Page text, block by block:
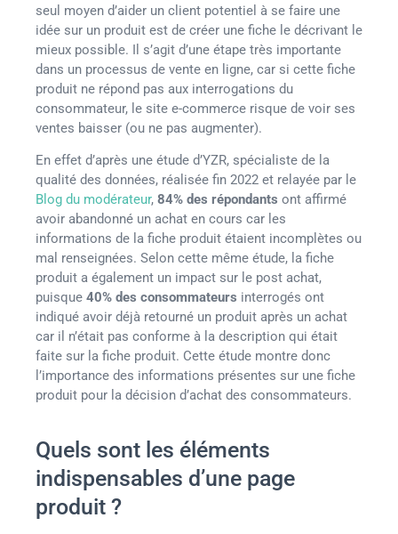
seul moyen d’aider un client potentiel à se faire une
idée sur un produit est de créer une fiche le décrivant le
mieux possible. Il s’agit d’une étape très importante
dans un processus de vente en ligne, car si cette fiche
produit ne répond pas aux interrogations du
consommateur, le site e-commerce risque de voir ses
ventes baisser (ou ne pas augmenter).
En effet d’après une étude d’YZR, spécialiste de la
qualité des données, réalisée fin 2022 et relayée par le
Blog du modérateur, 84% des répondants ont affirmé
avoir abandonné un achat en cours car les
informations de la fiche produit étaient incomplètes ou
mal renseignées. Selon cette même étude, la fiche
produit a également un impact sur le post achat,
puisque 40% des consommateurs interrogés ont
indiqué avoir déjà retourné un produit après un achat
car il n’était pas conforme à la description qui était
faite sur la fiche produit. Cette étude montre donc
l’importance des informations présentes sur une fiche
produit pour la décision d’achat des consommateurs.
Quels sont les éléments
indispensables d’une page
produit ?